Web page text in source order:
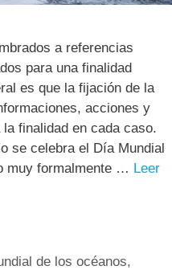
a referencias
para una finalidad
es que la fijación de la
acciones y
finalidad en cada caso.
se celebra el Día Mundial
muy formalmente … Leer
de los océanos,